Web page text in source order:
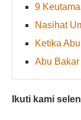
9
Nasihat
Ketika
Abu
Ikuti kami